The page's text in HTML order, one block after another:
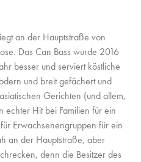
an der Hauptstraße von
Das Can Bass wurde 2016
besser und serviert köstliche
und breit gefächert und
Gerichten (und allem,
echter Hit bei Familien für ein
Erwachsenengruppen für ein
an der Hauptstraße, aber
denn die Besitzer des